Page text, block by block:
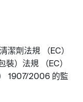
潔劑法規 （EC）
裝）法規 （EC）
1907/2006 的監